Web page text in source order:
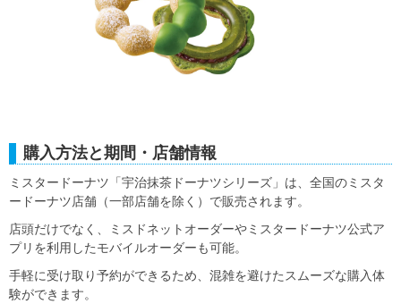
購入方法と期間・店舗情報
ミスタードーナツ「宇治抹茶ドーナツシリーズ」は、全国のミスタ
ードーナツ店舗（一部店舗を除く）で販売されます。
店頭だけでなく、ミスドネットオーダーやミスタードーナツ公式ア
プリを利用したモバイルオーダーも可能。
手軽に受け取り予約ができるため、混雑を避けたスムーズな購入体
験ができます。